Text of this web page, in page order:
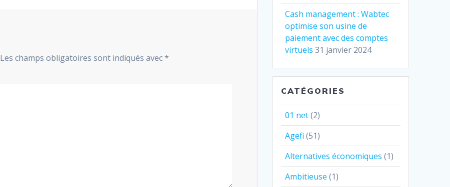
Les champs obligatoires sont indiqués avec*
Cash management : Wabtec
optimise son usine de
paiement avec des comptes
virtuels 31 janvier 2024
CATÉGORIES
01 net(2)
Agefi (51)
Alternatives économiques (1)
Ambitieuse (1)